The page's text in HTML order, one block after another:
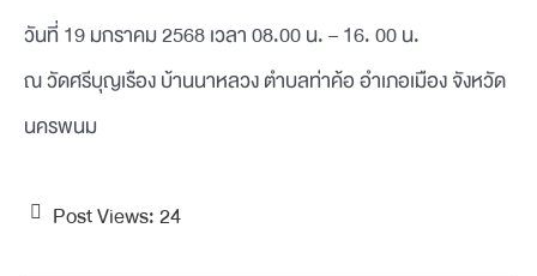
วันที่ 19 มกราคม 2568 เวลา 08.00 น. – 16. 00 น.
ณ วัดศรีบุญเรือง บ้านนาหลวง ตำบลท่าค้อ อำเภอเมือง จังหวัด
นครพนม
Post Views:24